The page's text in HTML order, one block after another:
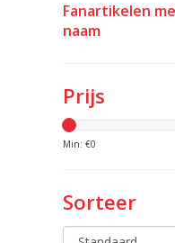
Fanartikelen
naam
Prijs
Min: €0
Sorteer